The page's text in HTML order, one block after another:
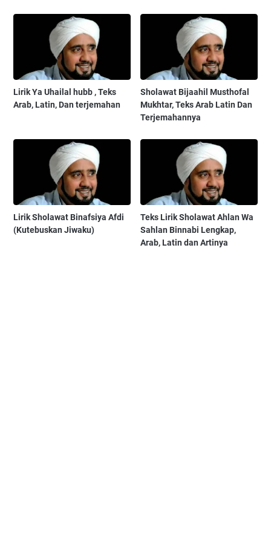
Lirik Ya Uhailal hubb , Teks
Arab, Latin, Dan terjemahan
Sholawat Bijaahil Musthofal
Mukhtar, Teks Arab Latin Dan
Terjemahannya
Lirik Sholawat Binafsiya Afdi
(Kutebuskan Jiwaku)
Teks Lirik Sholawat Ahlan Wa
Sahlan Binnabi Lengkap,
Arab, Latin dan Artinya